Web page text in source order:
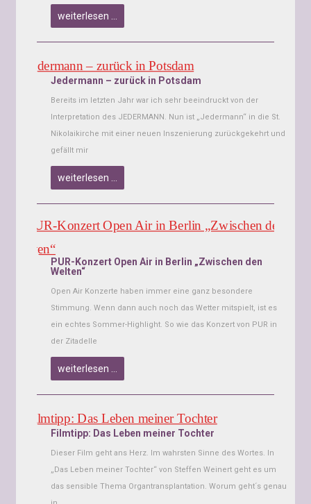
weiterlesen …
Jedermann – zurück in Potsdam
Bereits im letzten Jahr war ich sehr beeindruckt von der
Interpretation des JEDERMANN. Nun ist „Jedermann“ in die St.
Nikolaikirche mit einer neuen Inszenierung zurückgekehrt und
gefällt mir
weiterlesen …
PUR-Konzert Open Air in Berlin „Zwischen den
Welten“
Open Air Konzerte haben immer eine ganz besondere
Stimmung. Wenn dann auch noch das Wetter mitspielt, ist es
ein echtes Sommer-Highlight. So wie das Konzert von PUR in
der Zitadelle
weiterlesen …
Filmtipp: Das Leben meiner Tochter
Dieser Film geht ans Herz. Im wahrsten Sinne des Wortes. In
„Das Leben meiner Tochter“ von Steffen Weinert geht es um
das sensible Thema Organtransplantation. Worum geht´s genau